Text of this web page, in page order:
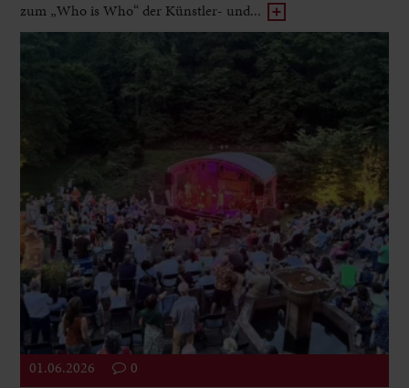
zum „Who is Who“ der Künstler- und...
01.06.2026 0